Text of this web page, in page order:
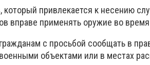
привлекается к несению
вправе применять оружие во
с просьбой сообщать в
объектами или в местах